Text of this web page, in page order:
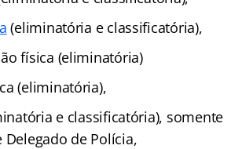
(eliminatória e classificatória),
física (eliminatória)
(eliminatória),
e classificatória), somente
Delegado de Polícia,